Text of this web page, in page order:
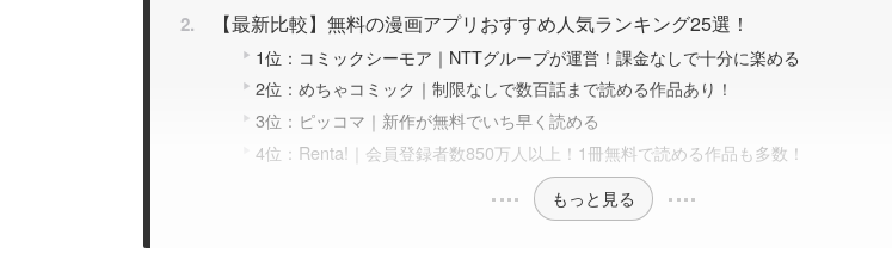
【最新比較】無料の漫画アプリおすすめ人気ランキング25選！
1位：コミックシーモア｜NTTグループが運営！課金なしで十分に楽める
2位：めちゃコミック｜制限なしで数百話まで読める作品あり！
3位：ピッコマ｜新作が無料でいち早く読める
4位：Renta!｜会員登録者数850万人以上！1冊無料で読める作品も多数！
もっと見る